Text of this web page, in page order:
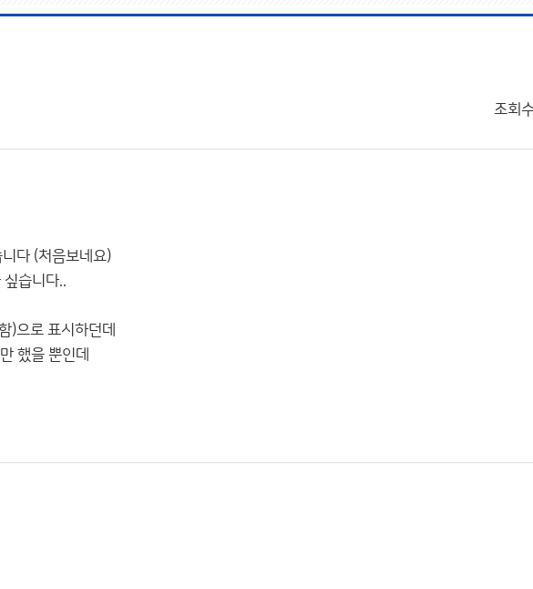
조회
다 (처음보네요)
습니다..
)으로 표시하던데
했을 뿐인데